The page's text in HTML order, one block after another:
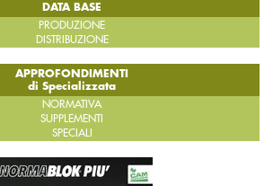
DATA BASE
PRODUZIONE
DISTRIBUZIONE
APPROFONDIMENTI
di Specializzata
NORMATIVA
SUPPLEMENTI
SPECIALI